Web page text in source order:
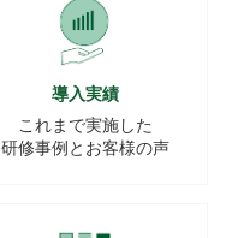
導入実績
これまで実施した
研修事例とお客様の声